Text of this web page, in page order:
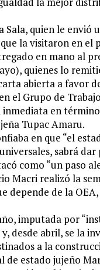
quien le envió
la visitaron en el
en mano al
quienes lo
abierta a favor
el Grupo de
en
Tupac Amaru.
en que “el
sabrá
como “un paso
Macri realizó la
depende de la
imputada por
desde abril, se la
a la
de estado jujeño